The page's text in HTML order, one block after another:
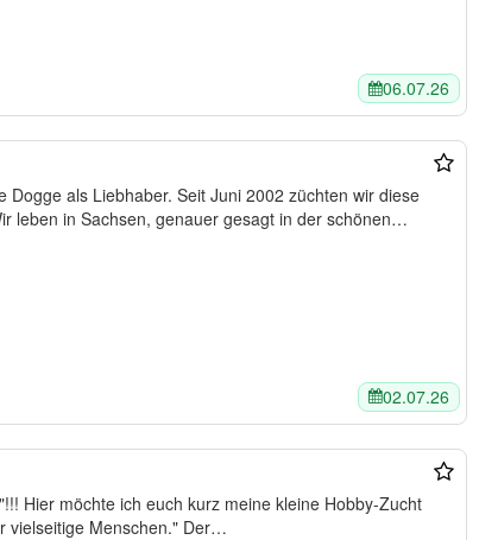
06.07.26
Seit Juni 2002 züchten wir diese
in den Farben gelb und gestromt Wir leben in Sachsen, genauer gesagt in der schönen…
02.07.26
für vielseitige Menschen." Der…